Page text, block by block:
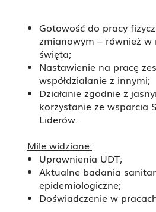
Gotowość do pracy
zmianowym – również w
święta;
Nastawienie na pracę
współdziałanie z innymi;
Działanie zgodnie z
korzystanie ze wsparcia
Liderów.
Mile widziane:
Uprawnienia UDT;
Aktualne badania
epidemiologiczne;
Doświadczenie w